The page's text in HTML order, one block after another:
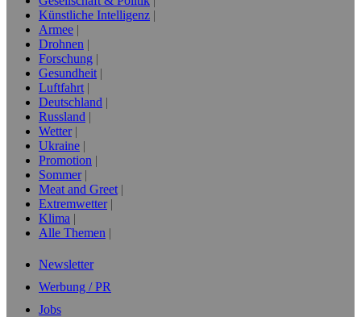
Künstliche Intelligenz
Armee
Drohnen
Forschung
Gesundheit
Luftfahrt
Deutschland
Russland
Wetter
Ukraine
Promotion
Sommer
Meat and Greet
Extremwetter
Klima
Alle Themen
Newsletter
Werbung / PR
Jobs